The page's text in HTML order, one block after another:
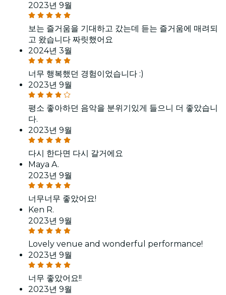
2023년 9월
보는 즐거움을 기대하고 갔는데 듣는 즐거움에 매려되
고 왔습니다 짜릿했어요
2024년 3월
너무 행복했던 경험이었습니다 :)
2023년 9월
평소 좋아하던 음악을 분위기있게 들으니 더 좋았습니
다.
2023년 9월
다시 한다면 다시 갈거에요
Maya A.
2023년 9월
너무너무 좋았어요!
Ken R.
2023년 9월
Lovely venue and wonderful performance!
2023년 9월
너무 좋았어요!!
2023년 9월